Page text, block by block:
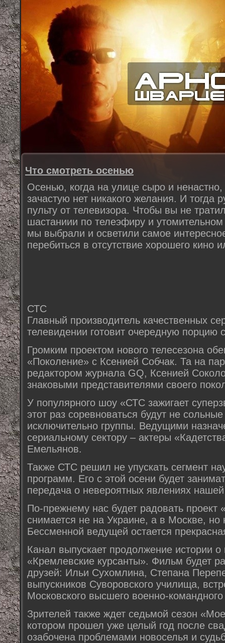
Что смотреть осенью
Осенью, когда на улице сыро и ненастно,
зачастую нет никакого желания. И тогда
пульту от телевизора. Чтобы вы не
шастаниии по телеэфиру и
мы выбрали и осветили самое
перебиться в отсутствие хорошего кино
СТС
Главный производитель качественных
телевидении готовит очередную порцию
Громким проектом нового телесезона
«Поколение» с Ксенией Собчак. Та на
редактором журнала GQ, Ксенией
знаковыми представителями своего
У популярного шоу «СТС зажигает
этот раз соревноваться будут не
исключительно группы. Ведущими
сериальному сектору – актеры
Емельянов.
Также СТС решил не упускать сегмент
программ. Его с этой осени будет
передача о невероятных явлениях
По-прежнему нас будет радовать
снимается не на Украине, а в Москве,
Бессменной ведущей остается
Канал выпускает продолжение истории о
«Кремлевские курсанты». Фильм будет
друзей: Ильи Сухомлина, Степана
выпускников Суворовского училища,
Московского высшего военно-
Зрителей также ждет седьмой сезон
котором прошел уже целый год после
озабочена проблемами новоселья и